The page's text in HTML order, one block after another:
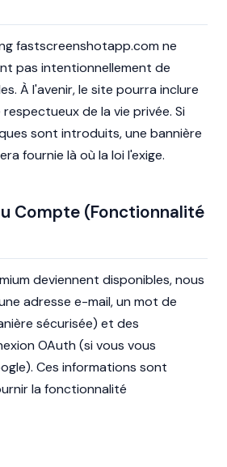
fastscreenshotapp.com ne
pas intentionnellement de
À l'avenir, le site pourra inclure
de la vie privée. Si
sont introduits, une bannière
fournie là où la loi l'exige.
Compte (Fonctionnalité
deviennent disponibles, nous
adresse e-mail, un mot de
sécurisée) et des
OAuth (si vous vous
Ces informations sont
la fonctionnalité